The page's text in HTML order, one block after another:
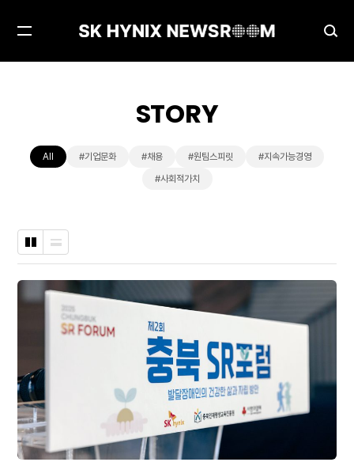
검
색
메
STORY
All #기업문화 #채용 #원팀스피릿
#지속가능경영
#사회적가치
바
나
형